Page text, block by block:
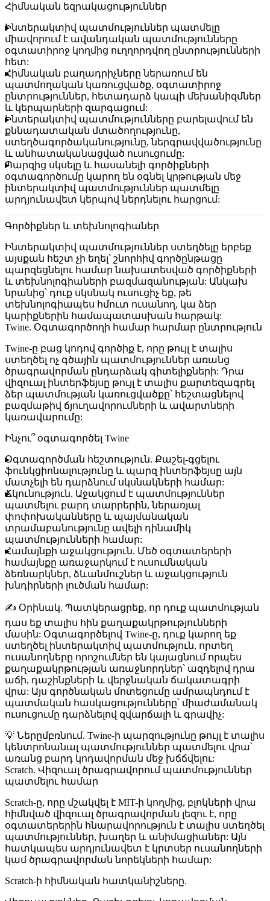
Հիմնական եզրակացություններ
Ինտերակտիվ պատմություններ պատմելը
միավորում է ավանդական պատմությունները
օգտատիրոջ կողմից ուղղորդվող ընտրությունների
հետ:
Հիմնական բաղադրիչները ներառում են
պատմողական կառուցվածք, օգտատիրոջ
ընտրություններ, հետադարձ կապի մեխանիզմներ
և կերպարների զարգացում:
Ինտերակտիվ պատմությունները բարելավում են
քննադատական մտածողությունը,
ստեղծագործականությունը, ներգրավվածությունը
և անհատականացված ուսուցումը:
Պարզից սկսելը և հասանելի գործիքների
օգտագործումը կարող են օգնել կրթության մեջ
ինտերակտիվ պատմություններ պատմելը
արդյունավետ կերպով ներդնելու հարցում:
Գործիքներ և տեխնոլոգիաներ
Ինտերակտիվ պատմություններ ստեղծելը երբեք
այսքան հեշտ չի եղել՝ շնորհիվ գործընթացը
պարզեցնելու համար նախատեսված գործիքների
և տեխնոլոգիաների բազմազանության: Անկախ
նրանից՝ դուք սկսնակ ուսուցիչ եք, թե
տեխնոլոգիապես հմուտ ուսանող, կա ձեր
կարիքներին համապատասխան հարթակ:
Twine. Օգտագործողի համար հարմար ընտրություն
Twine-ը բաց կոդով գործիք է, որը թույլ է տալիս
ստեղծել ոչ գծային պատմություններ առանց
ծրագրավորման ընդարձակ գիտելիքների: Դրա
վիզուալ ինտերֆեյսը թույլ է տալիս քարտեզագրել
ձեր պատմության կառուցվածքը՝ հեշտացնելով
բազմաթիվ ճյուղավորումների և ավարտների
կառավարումը:
Ինչու՞ օգտագործել Twine
Օգտագործման հեշտություն. Քաշել-գցելու
ֆունկցիոնալությունը և պարզ ինտերֆեյսը այն
մատչելի են դարձնում սկսնակների համար:
Ճկունություն. Աջակցում է պատմություններ
պատմելու բարդ տարրերին, ներառյալ
փոփոխականները և պայմանական
տրամաբանությունը ավելի դինամիկ
պատմությունների համար:
Համայնքի աջակցություն. Մեծ օգտատերերի
համայնքը առաջարկում է ուսումնական
ձեռնարկներ, ձևանմուշներ և աջակցություն
խնդիրների լուծման համար:
✍️ Օրինակ. Պատկերացրեք, որ դուք պատմության
դաս եք տալիս հին քաղաքակրթությունների
մասին: Օգտագործելով Twine-ը, դուք կարող եք
ստեղծել ինտերակտիվ պատմություն, որտեղ
ուսանողները որոշումներ են կայացնում որպես
քաղաքակրթության առաջնորդներ՝ ազդելով դրա
աճի, դաշինքների և վերջնական ճակատագրի
վրա: Այս գործնական մոտեցումը ամրապնդում է
պատմական հասկացությունները՝ միաժամանակ
ուսուցումը դարձնելով զվարճալի և գրավիչ:
💡 Ներըմբռնում. Twine-ի պարզությունը թույլ է տալիս
կենտրոնանալ պատմություններ պատմելու վրա՝
առանց բարդ կոդավորման մեջ խճճվելու:
Scratch. Վիզուալ ծրագրավորում պատմություններ
պատմելու համար
Scratch-ը, որը մշակվել է MIT-ի կողմից, բլոկների վրա
հիմնված վիզուալ ծրագրավորման լեզու է, որը
օգտատերերին հնարավորություն է տալիս ստեղծել
պատմություններ, խաղեր և անիմացիաներ: Այն
հատկապես արդյունավետ է կրտսեր ուսանողների
կամ ծրագրավորման նորեկների համար:
Scratch-ի հիմնական հատկանիշները.